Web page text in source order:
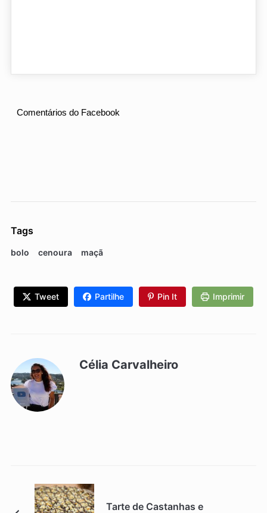
Comentários do Facebook
Tags
bolo cenoura maçã
Tweet Partilhe Pin It Imprimir
Célia Carvalheiro
Tarte de Castanhas e